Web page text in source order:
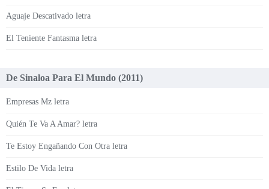
Aguaje Descativado letra
El Teniente Fantasma letra
De Sinaloa Para El Mundo (2011)
Empresas Mz letra
Quién Te Va A Amar? letra
Te Estoy Engañando Con Otra letra
Estilo De Vida letra